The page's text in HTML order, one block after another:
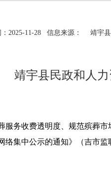
2025-11-28 信息来源： 靖宇县
靖宇县民政和人
务收费透明度、规范殡葬市
络集中公示的通知》（吉市